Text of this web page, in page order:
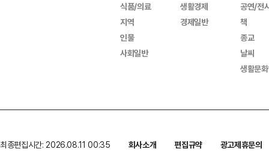
식품/의료
지역
인물
사회일반
생활경제
경제일반
공연/전
책
종교
날씨
생활문
최종편집시간: 2026.08.11 00:35 회사소개 편집규약
광고제휴문의